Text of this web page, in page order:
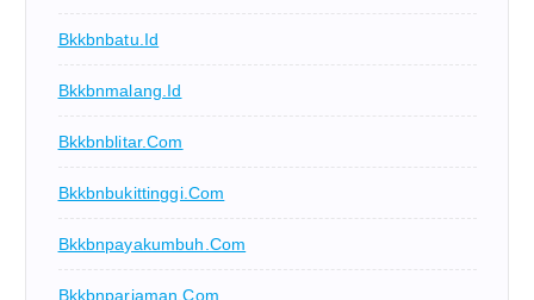
Bkkbnbatu.id
Bkkbnmalang.id
Bkkbnblitar.com
Bkkbnbukittinggi.com
Bkkbnpayakumbuh.com
Bkkbnpariaman.com